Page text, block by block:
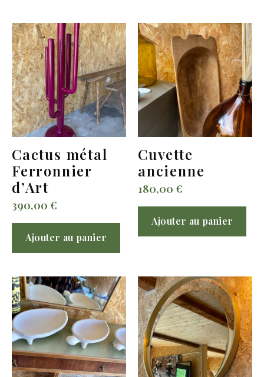
Cactus métal
Ferronnier
d’Art
390,00€
Ajouter au panier
Cuvette
ancienne
180,00€
Ajouter au panier